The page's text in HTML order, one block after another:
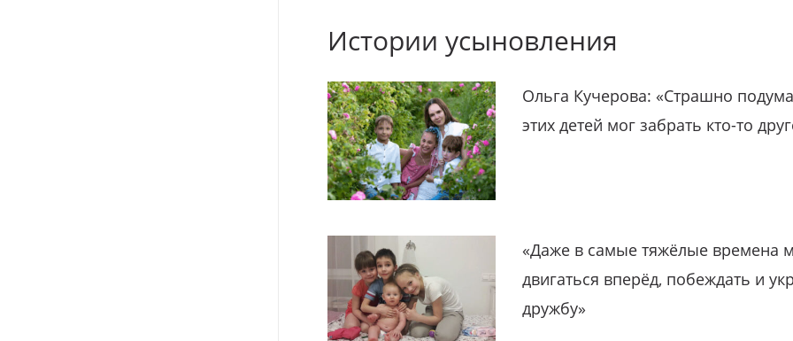
Истории усыновления
Ольга Кучерова: «Страшно
этих детей мог забрать кто-то
«Даже в самые тяжёлые времена
двигаться вперёд, побеждать и
дружбу»